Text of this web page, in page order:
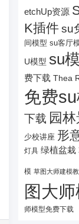
etchUp资源
K插件su
间模型 su客厅
U模型 su
费下载 Thea
免费
下载 园
少校讲座 形
灯具 绿植盆栽
模 草图大师建模
图大
师模型免费下载